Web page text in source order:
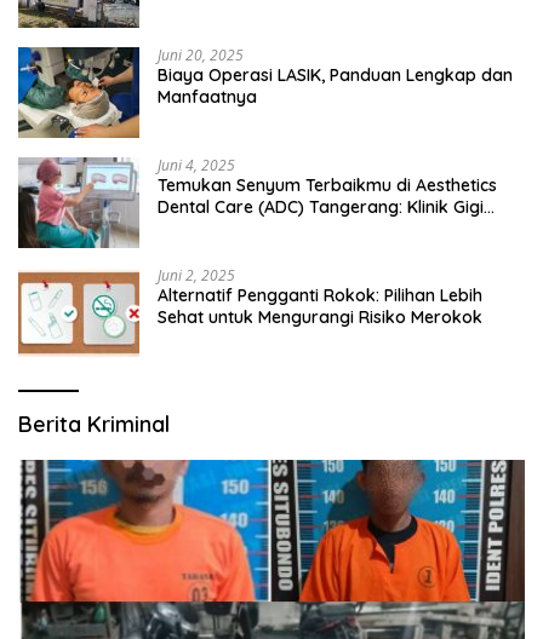
Juni 20, 2025
Biaya Operasi LASIK, Panduan Lengkap dan
Manfaatnya
Juni 4, 2025
Temukan Senyum Terbaikmu di Aesthetics
Dental Care (ADC) Tangerang: Klinik Gigi
Juni 2, 2025
Alternatif Pengganti Rokok: Pilihan Lebih
Sehat untuk Mengurangi Risiko Merokok
Berita Kriminal